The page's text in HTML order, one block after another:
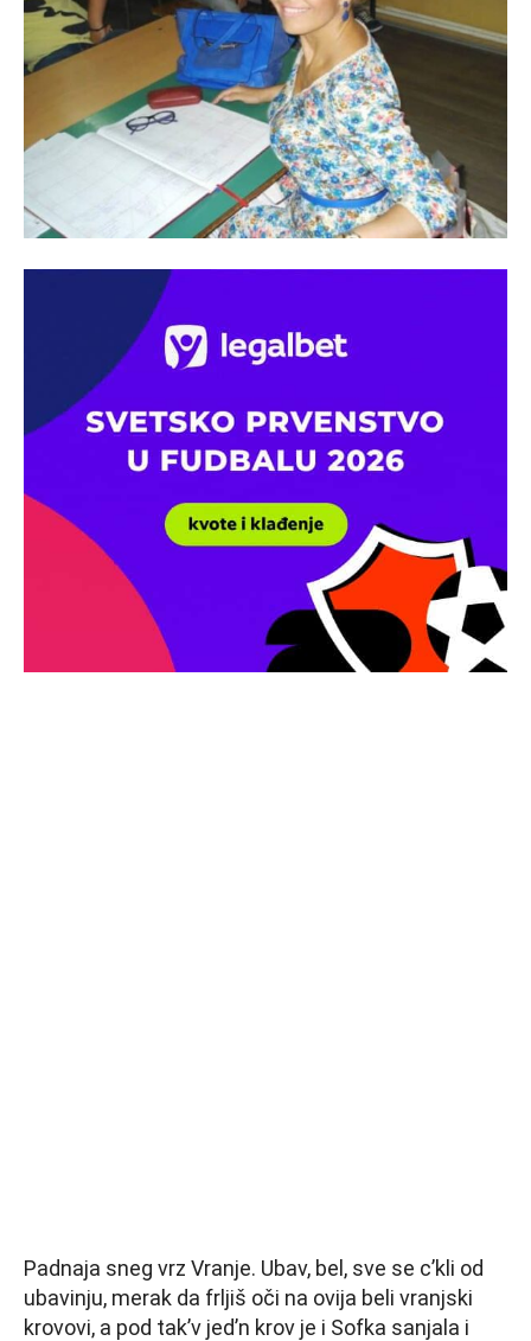
Padnaja sneg vrz Vranje. Ubav, bel, sve se c’kli od
ubavinju, merak da frljiš oči na ovija beli vranjski
krovovi, a pod tak’v jed’n krov je i Sofka sanjala i